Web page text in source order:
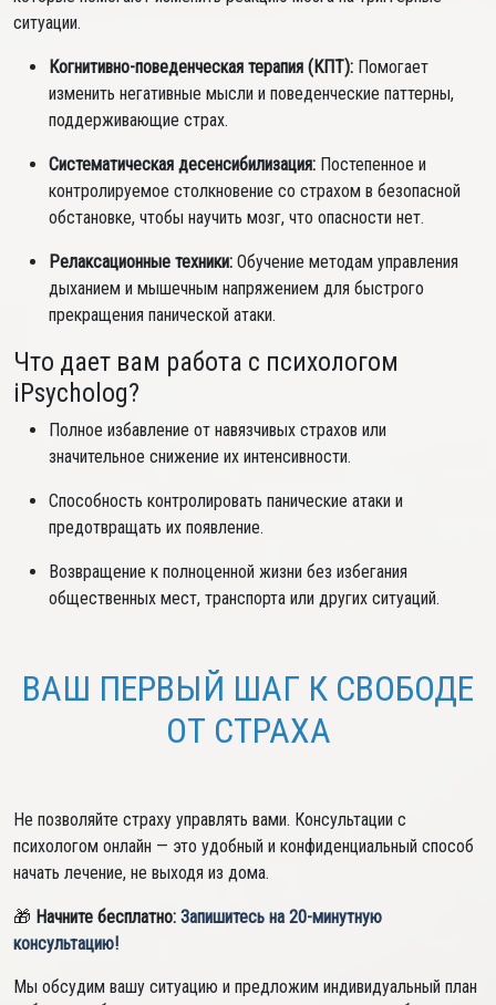
ситуации.
Когнитивно-поведенческая терапия (КПТ): Помогает
изменить негативные мысли и поведенческие паттерны,
поддерживающие страх.
Систематическая десенсибилизация: Постепенное и
контролируемое столкновение со страхом в безопасной
обстановке, чтобы научить мозг, что опасности нет.
Релаксационные техники: Обучение методам управления
дыханием и мышечным напряжением для быстрого
прекращения панической атаки.
Что дает вам работа с психологом
iPsycholog?
Полное избавление от навязчивых страхов или
значительное снижение их интенсивности.
Способность контролировать панические атаки и
предотвращать их появление.
Возвращение к полноценной жизни без избегания
общественных мест, транспорта или других ситуаций.
ВАШ ПЕРВЫЙ ШАГ К СВОБОДЕ
ОТ СТРАХА
Не позволяйте страху управлять вами. Консультации с
психологом онлайн — это удобный и конфиденциальный способ
начать лечение, не выходя из дома.
🎁 Начните бесплатно: Запишитесь на 20-минутную
консультацию!
Мы обсудим вашу ситуацию и предложим индивидуальный план